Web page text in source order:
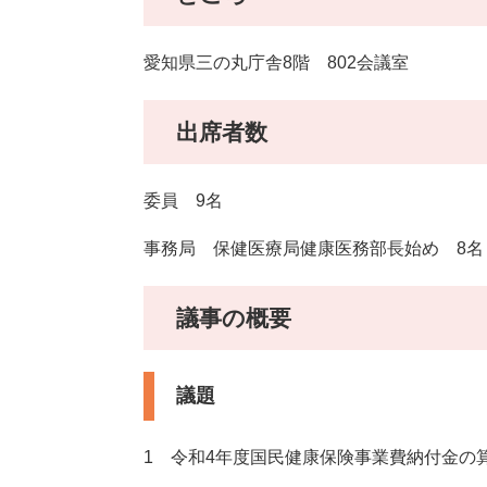
愛知県三の丸庁舎8階 802会議室
出席者数
委員 9名
事務局 保健医療局健康医務部長始め 8名
議事の概要
議題
1 令和4年度国民健康保険事業費納付金の